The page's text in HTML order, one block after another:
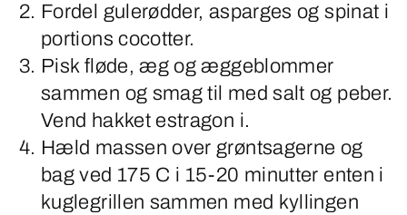
Fordel gulerødder, asparges og spinat i
portions cocotter.
Pisk fløde, æg og æggeblommer
sammen og smag til med salt og peber.
Vend hakket estragon i.
Hæld massen over grøntsagerne og
bag ved 175 C i 15-20 minutter enten i
kuglegrillen sammen med kyllingen